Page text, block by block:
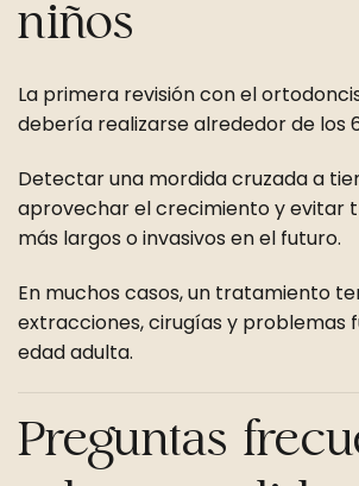
niños
La primera revisión con el
debería realizarse alrededor de los
Detectar una mordida cruzada a
aprovechar el crecimiento y evitar
más largos o invasivos en el futuro.
En muchos casos, un tratamiento
extracciones, cirugías y problemas
edad adulta.
Preguntas